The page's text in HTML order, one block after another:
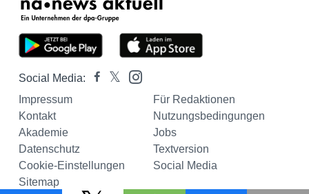
Social Media:
Impressum
Für Redaktionen
Kontakt
Nutzungsbedingungen
Akademie
Jobs
Datenschutz
Textversion
Cookie-Einstellungen
Social Media
Sitemap